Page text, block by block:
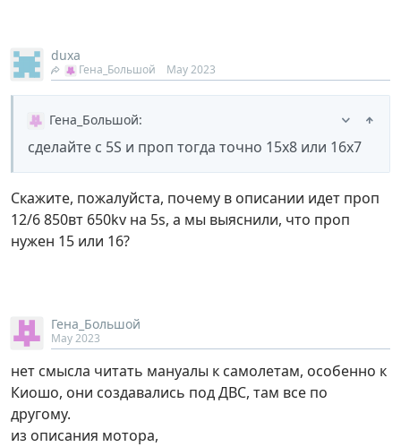
duxa
Гена_Большой May 2023
Гена_Большой:
сделайте с 5S и проп тогда точно 15х8 или 16х7
Скажите, пожалуйста, почему в описании идет проп
12/6 850вт 650kv на 5s, а мы выяснили, что проп
нужен 15 или 16?
Гена_Большой
May 2023
нет смысла читать мануалы к самолетам, особенно к
Киошо, они создавались под ДВС, там все по
другому.
из описания мотора,